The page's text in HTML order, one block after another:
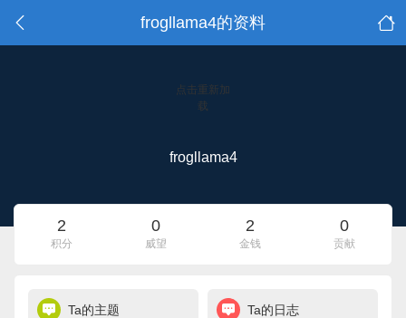
frogllama4的资料
点击重新加
载
frogllama4
2
积分
0
威望
2
金钱
0
贡献
Ta的主题 Ta的日志